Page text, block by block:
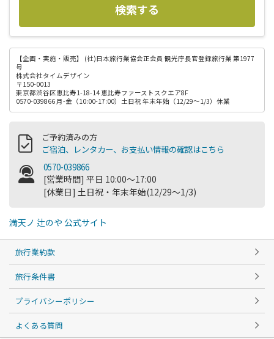
検索する
【企画・実施・販売】
(社)日本旅行業協会正会員 観光庁長官登録旅行業 第1977
号
株式会社タイムデザイン
〒150-0013
東京都渋谷区恵比寿1-18-14 恵比寿ファーストスクエア8F
0570-039866 月-金（10:00-17:00）土日祝 年末年始（12/29～1/3）休業
ご予約済みの方
ご宿泊、レンタカー、お支払い情報の確認はこちら
0570-039866
[営業時間] 平日 10:00～17:00
[休業日] 土日祝・年末年始(12/29～1/3)
満天ノ 辻のや 公式サイト
旅行業約款
旅行条件書
プライバシーポリシー
よくある質問